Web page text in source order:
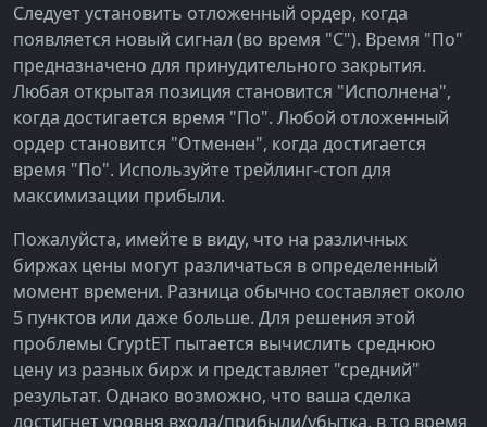
Следует установить отложенный ордер, когда
появляется новый сигнал (во время "С"). Время "По"
предназначено для принудительного закрытия.
Любая открытая позиция становится "Исполнена",
когда достигается время "По". Любой отложенный
ордер становится "Отменен", когда достигается
время "По". Используйте трейлинг-стоп для
максимизации прибыли.
Пожалуйста, имейте в виду, что на различных
биржах цены могут различаться в определенный
момент времени. Разница обычно составляет около
5 пунктов или даже больше. Для решения этой
проблемы CryptET пытается вычислить среднюю
цену из разных бирж и представляет "средний"
результат. Однако возможно, что ваша сделка
достигнет уровня входа/прибыли/убытка, в то время